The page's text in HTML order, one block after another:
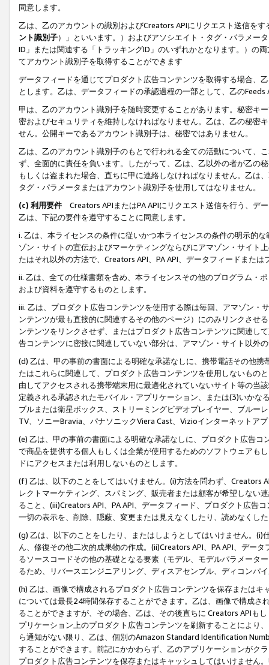
同意します。
乙は、乙のアカウントの識別およびCreators APIにリクエスト送信を
ント識別子）」といいます。）およびアソシエイト・タグ・パラメー
ID」または関連する「トラッキングID」のいずれかとなります。）の
てアカウント識別子を取得することができます
データフィードを通じてプロダクト広告コンテンツを取得する場合、
とします。乙は、データフィードの承認過程の一部として、乙の
甲は、乙のアカウント識別子を随時変更することがあります。秘密キ
密およびセキュリティを維持しなければなりません。乙は、乙の秘密
せん。公開キーであるアカウント識別子は、秘密ではありません。
乙は、乙のアカウント識別子のもとで行われる全ての活動について、
ず、全面的に責任を負います。したがって、乙は、乙以外の者が乙の
もしくは盗まれた場合、直ちに甲に連絡しなければなりません。乙は
タグ・パラメータまたはアカウント識別子を使用してはなりません。
(c) 利用要件 Creators APIまたはPA APIにリクエスト送信を行う、デ
乙は、下記の要件を遵守することに同意します。
i. 乙は、本ライセンスの条件に従いかつ本ライセンスの条件の明示的
ゾン・サイトの宣伝およびマーケティングならびにアマゾン・サイト
たはそれ以外の方法で、Creators API、PA API、データフィードまた
ii. 乙は、全ての仕様書類を含め、本ライセンスその他のプログラム・
および資料を遵守するものとします。
iii. 乙は、プロダクト広告コンテンツを使用する際は毎回、アマゾン
ンテンツが最も直接的に関連するその他のページ）にのみリンクさせ
ンテンツをリンクさせず、またはプロダクト広告コンテンツに関連し
告コンテンツに密接に関連していない部分は、アマゾン・サイト以外
(d) 乙は、甲の事前の書面による明確な承諾なしに、携帯電話その他
たはこれらに関連して、プロダクト広告コンテンツを使用しないもの
由してアクセスされる携帯端末用に最適化されていないサイト等の当
定義される承認されたモバイル・アプリケーション、または(3)いか
ブルまたは衛星ボックス、ストリーミングビデオプレイヤー、ブルー
TV、ソニーBravia、パナソニックViera Cast、Vizioインターネットア
(e) 乙は、甲の事前の書面による明確な承諾なしに、プロダクト広告
で商品を提供する個人もしくは企業が使用するためのソフトウェアも
ドにアクセスまたは利用しないものとします。
(f) 乙は、以下のことをしてはいけません。(i)方法を問わず、Creators
レクトマーケティング、スパミング、販売者または顧客が希望しない
ること、(iii)Creators API、PA API、データフィード、プロダクト広告
一切の表示を、削除、隠蔽、変更または見えなくしたり、読めなくし
(g) 乙は、以下のことをしたり、またはしようとしてはいけません。
ん、修復その他二次的成果物の作成。(ii)Creators API、PA API、デー
るソースコードその他の基礎となる要素（モデル、モデルパラメータ
るため、リバースエンジニアリング、ディスアセンブル、ディコンパ
(h) 乙は、画像で構成されるプロダクト広告コンテンツを保存または
については最長24時間保存することができます。乙は、画像で構成
ることができますが、その場合、乙は、その後直ちに Creators APIも
プリケーション上のプロダクト広告コンテンツを刷新することにより
ら通知がない限り、乙は、個別のAmazon Standard Identification
することができます。前記にかかわらず、乙のアプリケーションがク
プロダクト広告コンテンツを保存またはキャッシュしてはいけません